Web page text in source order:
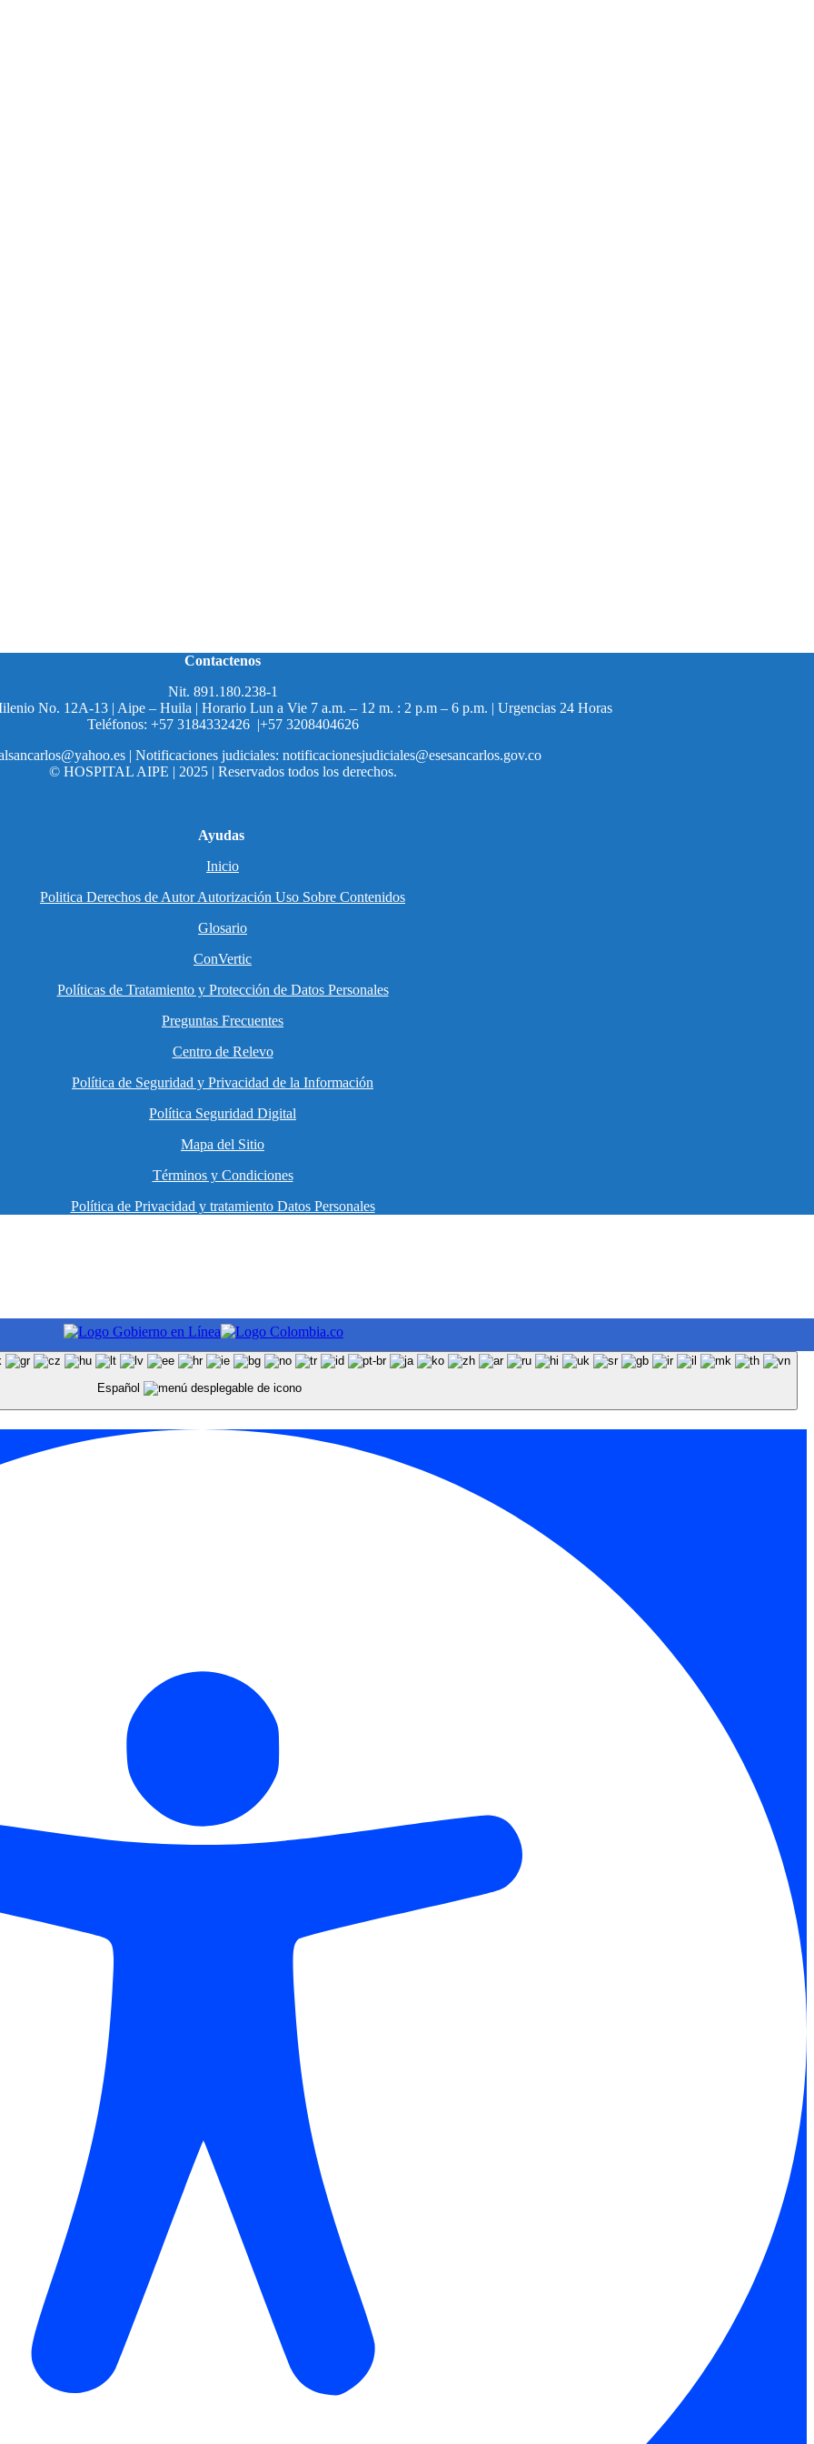
Contactenos
Nit. 891.180.238-1
No. 12A-13 | Aipe – Huila | Horario Lun a Vie 7 a.m. – 12 m. : 2 p.m – 6 p.m. | Urgencias 24 Horas
Teléfonos: +57 3184332426 |+57 3208404626
| Notificaciones judiciales: notificacionesjudiciales@esesancarlos.gov.co
© HOSPITAL AIPE | 2025 | Reservados todos los derechos.
Ayudas
Inicio
Politica Derechos de Autor Autorización Uso Sobre Contenidos
Glosario
ConVertic
Políticas de Tratamiento y Protección de Datos Personales
Preguntas Frecuentes
Centro de Relevo
Política de Seguridad y Privacidad de la Información
Política Seguridad Digital
Mapa del Sitio
Términos y Condiciones
Política de Privacidad y tratamiento Datos Personales
Español